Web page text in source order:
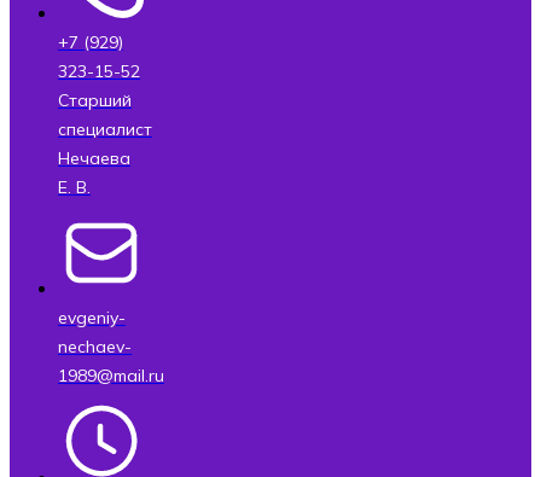
+7 (929)
323-15-52
Старший
специалист
Нечаева
Е. В.
evgeniy-
nechaev-
1989@mail.ru